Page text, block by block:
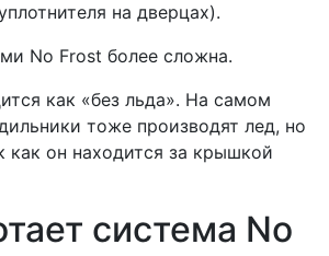
на дверцах).
No Frost более сложна.
как «без льда». На самом
тоже производят лед, но
как он находится за крышкой
система No